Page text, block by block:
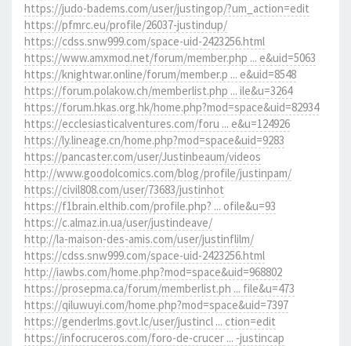
https://judo-badems.com/user/justingop/?um_action=edit
https://pfmrc.eu/profile/26037-justindup/
https://cdss.snw999.com/space-uid-2423256.html
https://www.amxmod.net/forum/member.php ... e&uid=5063
https://knightwar.online/forum/member.p ... e&uid=8548
https://forum.polakow.ch/memberlist.php ... ile&u=3264
https://forum.hkas.org.hk/home.php?mod=space&uid=82934
https://ecclesiasticalventures.com/foru ... e&u=124926
https://ly.lineage.cn/home.php?mod=space&uid=9283
https://pancaster.com/user/Justinbeaum/videos
http://www.goodolcomics.com/blog/profile/justinpam/
https://civil808.com/user/73683/justinhot
https://f1brain.elthib.com/profile.php? ... ofile&u=93
https://c.almaz.in.ua/user/justindeave/
http://la-maison-des-amis.com/user/justinflilm/
https://cdss.snw999.com/space-uid-2423256.html
http://iawbs.com/home.php?mod=space&uid=968802
https://prosepma.ca/forum/memberlist.ph ... file&u=473
https://qiluwuyi.com/home.php?mod=space&uid=7397
https://genderlms.govt.lc/user/justincl ... ction=edit
https://infocruceros.com/foro-de-crucer ... -justincap